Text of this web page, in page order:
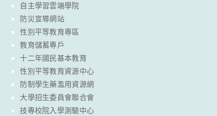
自主學習雲端學院
防災宣導網站
性別平等教育專區
教育儲蓄專戶
十二年國民基本教育
性別平等教育資源中心
防制學生藥濫用資源網
大學招生委員會聯合會
技專校院入學測驗中心